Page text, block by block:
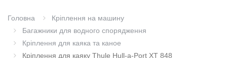
Головна
Кріплення на машину
Багажники для водного спорядження
Кріплення для каяка та каное
Кріплення для каяку Thule Hull-a-Port XT 848